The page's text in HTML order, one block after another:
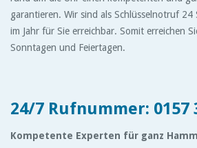
garantieren. Wir sind als Schlüsselnotruf
im Jahr für Sie erreichbar. Somit erreichen
Sonntagen und Feiertagen.
24/7 Rufnummer: 0157
Kompetente Experten für ganz Hamm